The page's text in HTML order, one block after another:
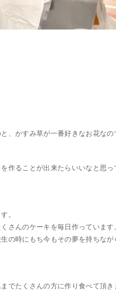
、かすみ草が一番好きなお花なの
作ることが出来たらいいなと思っ
。
さんのケーキを毎日作っています。
の時にもち今もその夢を持ちなが
でたくさんの方に作り食べて頂き